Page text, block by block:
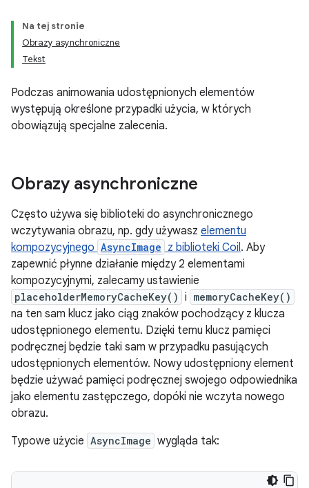
Na tej stronie
Obrazy asynchroniczne
Tekst
Podczas animowania udostępnionych elementów
występują określone przypadki użycia, w których
obowiązują specjalne zalecenia.
Obrazy asynchroniczne
Często używa się biblioteki do asynchronicznego
wczytywania obrazu, np. gdy używasz elementu
kompozycyjnego AsyncImage z biblioteki Coil. Aby
zapewnić płynne działanie między 2 elementami
kompozycyjnymi, zalecamy ustawienie
placeholderMemoryCacheKey() i memoryCacheKey()
na ten sam klucz jako ciąg znaków pochodzący z klucza
udostępnionego elementu. Dzięki temu klucz pamięci
podręcznej będzie taki sam w przypadku pasujących
udostępnionych elementów. Nowy udostępniony element
będzie używać pamięci podręcznej swojego odpowiednika
jako elementu zastępczego, dopóki nie wczyta nowego
obrazu.
Typowe użycie AsyncImage wygląda tak: